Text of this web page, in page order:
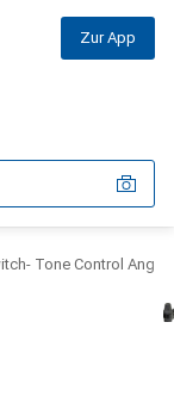
Zur App
Tone Control Ang